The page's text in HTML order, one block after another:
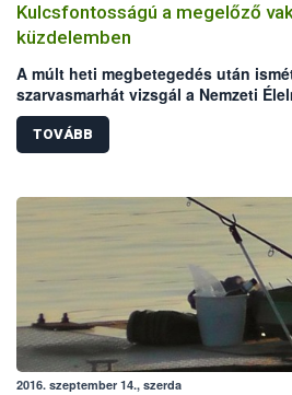
Kulcsfontosságú a megelőző
küzdelemben
A múlt heti megbetegedés után
szarvasmarhát vizsgál a Nemzeti
(NÉBIH) laboratóriuma. Mindkét
szarvasmarha állományokat érint.
állategészségügyi intézkedéseknek
azonban a hazai kérődző állomány
kiemelten fontos a körültekintő
szolgáló vakcinázás az állattartók
TOVÁBB
2016. szeptember 14., szerda